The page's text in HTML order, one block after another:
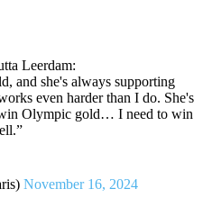
Leerdam:
and she's always supporting
even harder than I do. She's
Olympic gold… I need to win
November 16, 2024